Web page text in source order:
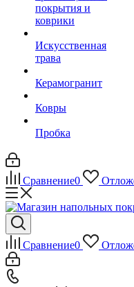
покрытия и
коврики
Искусственная
трава
Керамогранит
Ковры
Пробка
Сравнение0
Сравнение0